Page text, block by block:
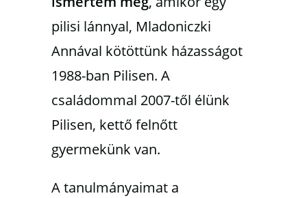
pilisi lánnyal, Mladoniczki
Annával kötöttünk házasságot
1988-ban Pilisen. A
családommal 2007-től élünk
Pilisen, kettő felnőtt
gyermekünk van.
A tanulmányaimat a